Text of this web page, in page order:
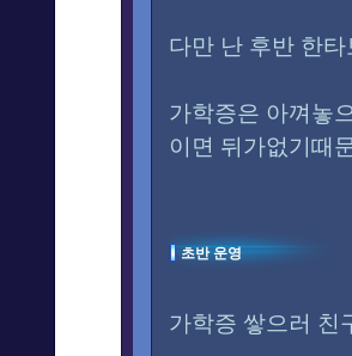
다만 난 후반 한
가학증은 아껴놓
이면 뒤가없기때
초반 운영
가학증 쌓으러 친